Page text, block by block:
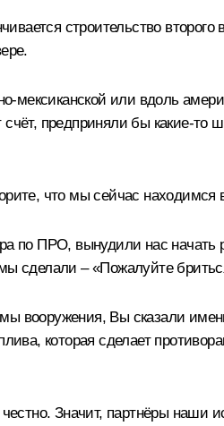
строительство
или вдоль
предприняли бы какие-то
что мы сейчас находимся
по ПРО, вынудили нас
сделали – «Пожалуйте
вооружения, Вы сказали
которая сделает
Значит, партнёры